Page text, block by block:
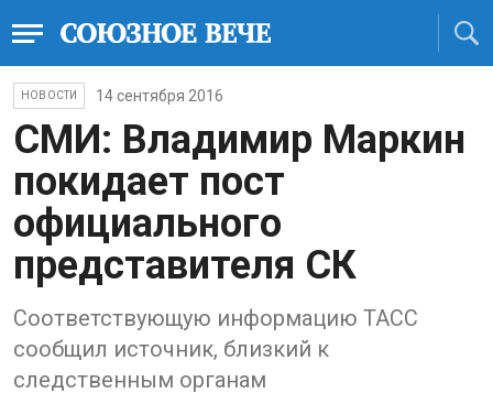
НОВОСТИ 14 сентября 2016
СМИ: Владимир Маркин
покидает пост
официального
представителя СК
Соответствующую информацию ТАСС
сообщил источник, близкий к
следственным органам